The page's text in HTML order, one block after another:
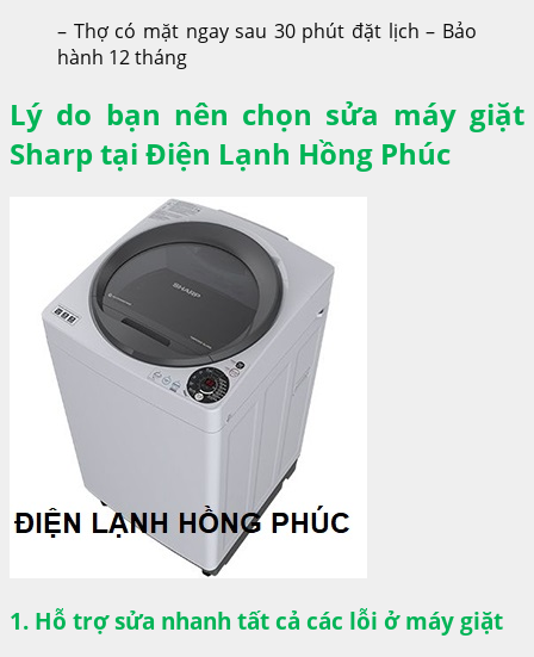
– Thợ có mặt ngay sau 30 phút đặt lịch – Bảo
hành 12 tháng
Lý do bạn nên chọn sửa máy giặt
Sharp tại Điện Lạnh Hồng Phúc
1. Hỗ trợ sửa nhanh tất cả các lỗi ở máy giặt